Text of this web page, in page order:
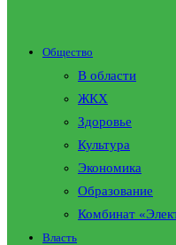
Общество
В области
ЖКХ
Здоровье
Культура
Экономика
Образование
Комбинат
Власть